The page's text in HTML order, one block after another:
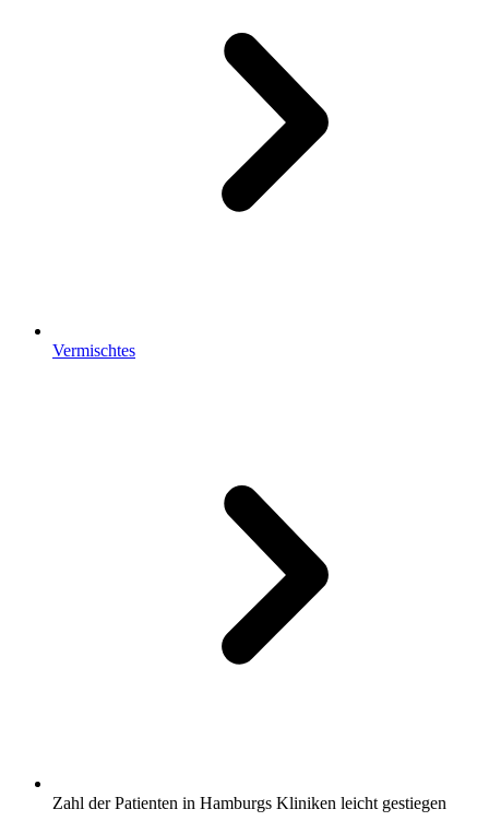
Vermischtes
Zahl der Patienten in Hamburgs Kliniken leicht gestiegen